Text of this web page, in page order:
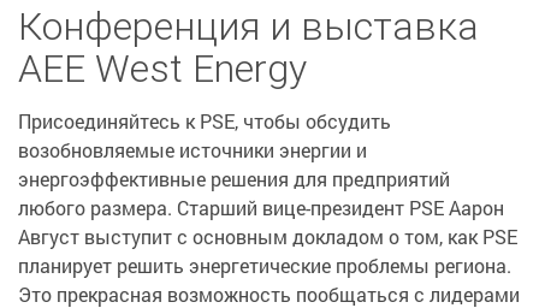
Конференция и выставка
AEE West Energy
Присоединяйтесь к PSE, чтобы обсудить
возобновляемые источники энергии и
энергоэффективные решения для предприятий
любого размера. Старший вице-президент PSE Аарон
Август выступит с основным докладом о том, как PSE
планирует решить энергетические проблемы региона.
Это прекрасная возможность пообщаться с лидерами